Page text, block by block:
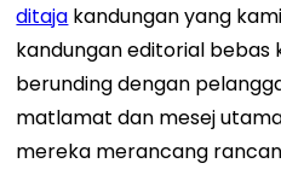
ditaja kandungan yang
kandungan editorial bebas
berunding dengan
matlamat dan mesej
mereka merancang